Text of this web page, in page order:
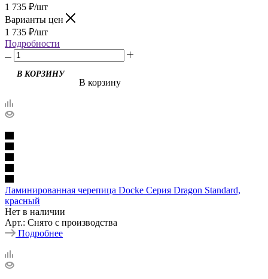
1 735 ₽/шт
Варианты цен
1 735 ₽/шт
Подробности
В КОРЗИНУ
В корзину
Ламинированная черепица Docke Серия Dragon Standard,
красный
Нет в наличии
Арт.: Снято с производства
Подробнее